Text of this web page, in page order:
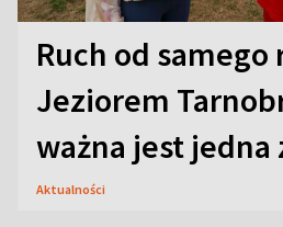
Ruch od samego
Jeziorem
ważna jest jedna
Aktualności